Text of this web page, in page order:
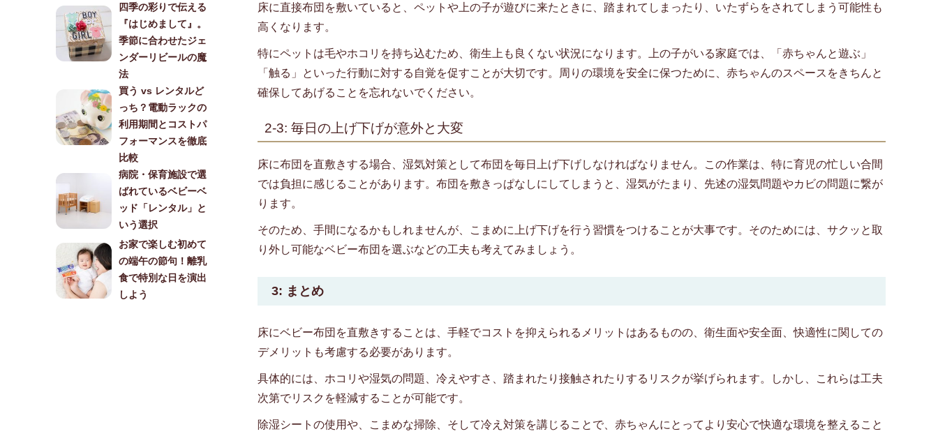
四季の彩りで伝える
『はじめまして』。
季節に合わせたジェ
ンダーリビールの魔
法
買う vs レンタルど
っち？電動ラックの
利用期間とコストパ
フォーマンスを徹底
比較
病院・保育施設で選
ばれているベビーベ
ッド「レンタル」と
いう選択
お家で楽しむ初めて
の端午の節句！離乳
食で特別な日を演出
しよう
床に直接布団を敷いていると、ペットや上の子が遊びに来たときに、踏まれてしまったり、いたずらをされてしまう可能性も
高くなります。
特にペットは毛やホコリを持ち込むため、衛生上も良くない状況になります。上の子がいる家庭では、「赤ちゃんと遊ぶ」
「触る」といった行動に対する自覚を促すことが大切です。周りの環境を安全に保つために、赤ちゃんのスペースをきちんと
確保してあげることを忘れないでください。
2-3: 毎日の上げ下げが意外と大変
床に布団を直敷きする場合、湿気対策として布団を毎日上げ下げしなければなりません。この作業は、特に育児の忙しい合間
では負担に感じることがあります。布団を敷きっぱなしにしてしまうと、湿気がたまり、先述の湿気問題やカビの問題に繋が
ります。
そのため、手間になるかもしれませんが、こまめに上げ下げを行う習慣をつけることが大事です。そのためには、サクッと取
り外し可能なベビー布団を選ぶなどの工夫も考えてみましょう。
3: まとめ
床にベビー布団を直敷きすることは、手軽でコストを抑えられるメリットはあるものの、衛生面や安全面、快適性に関しての
デメリットも考慮する必要があります。
具体的には、ホコリや湿気の問題、冷えやすさ、踏まれたり接触されたりするリスクが挙げられます。しかし、これらは工夫
次第でリスクを軽減することが可能です。
除湿シートの使用や、こまめな掃除、そして冷え対策を講じることで、赤ちゃんにとってより安心で快適な環境を整えること